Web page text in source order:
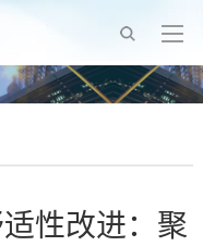
性改进：聚